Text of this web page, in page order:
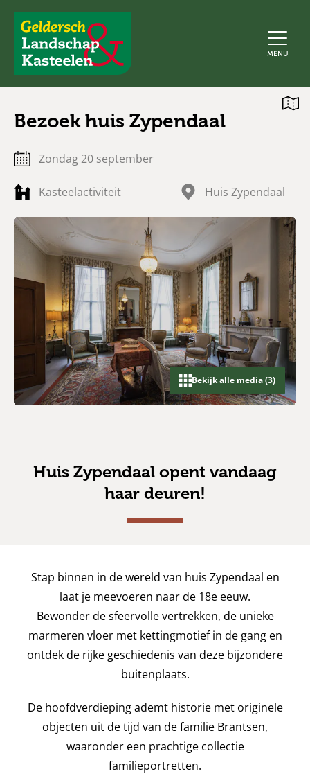
Geldersch
Landschap
en
MENU
Bezoek huis Zypendaal
zondag 20 september
Kasteelactiviteit Huis Zypendaal
Open
Bekijk alle media (3)
Huis Zypendaal opent vandaag
haar deuren!
Stap binnen in de wereld van huis Zypendaal en
laat je meevoeren naar de 18e eeuw.
Bewonder de sfeervolle vertrekken, de unieke
marmeren vloer met kettingmotief in de gang en
ontdek de rijke geschiedenis van deze bijzondere
buitenplaats.
De hoofdverdieping ademt historie met originele
objecten uit de tijd van de familie Brantsen,
waaronder een prachtige collectie
familieportretten.